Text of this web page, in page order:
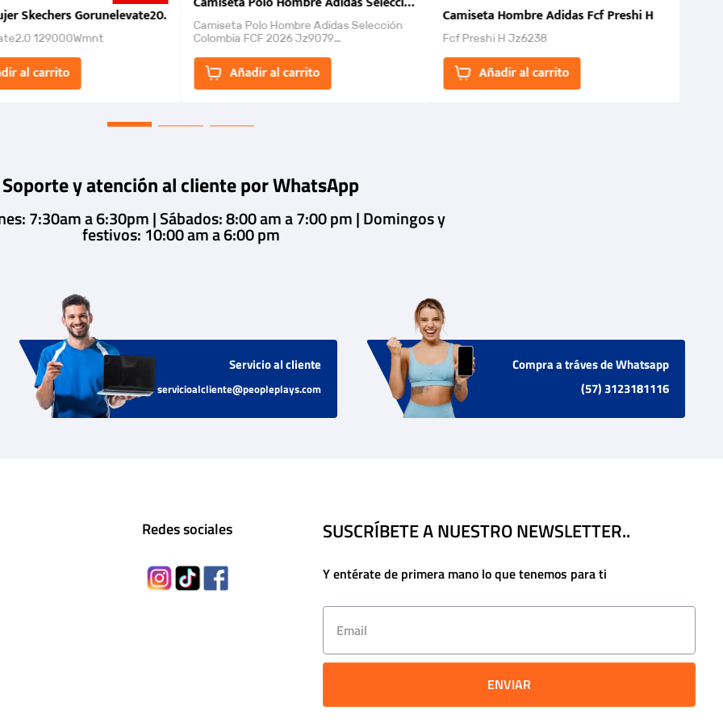
Skechers Gorunelevate20.
129000Wmnt
al carrito
Camiseta Polo Hombre Adidas Selección
Colombia FCF 2026 Jz9079
un estilo de...Añadir al carrito
Camiseta Hombre Adidas Fcf Preshi H
Fcf Preshi H Jz6238
Añadir al carrito
Soporte y atención al cliente por WhatsApp
7:30am a 6:30pm | Sábados: 8:00 am a 7:00 pm | Domingos y
festivos: 10:00 am a 6:00 pm
Servicio al cliente
servicioalcliente@peopleplays.com
Compra a tráves de Whatsapp
(57) 3123181116
Redes sociales SUSCRÍBETE A NUESTRO NEWSLETTER..
Y entérate de primera mano lo que tenemos para ti
ENVIAR